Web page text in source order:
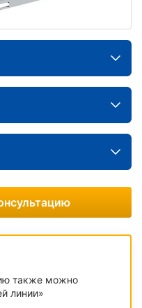
также можно
линии»